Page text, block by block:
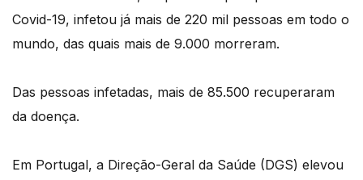
Covid-19, infetou já mais de 220 mil pessoas em todo o
mundo, das quais mais de 9.000 morreram.
Das pessoas infetadas, mais de 85.500 recuperaram
da doença.
Em Portugal, a Direção-Geral da Saúde (DGS) elevou